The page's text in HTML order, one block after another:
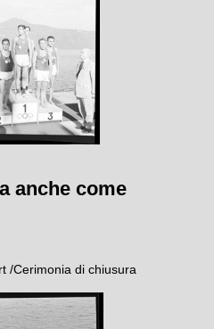
anche come
/Cerimonia di chiusura